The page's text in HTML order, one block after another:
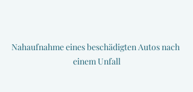
Nahaufnahme eines beschädigten Autos nach
einem Unfall